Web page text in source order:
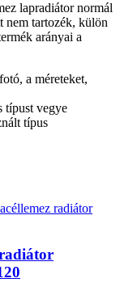
lapradiátor normál
nem tartozék, külön
arányai a
a méreteket,
típust vegye
típus